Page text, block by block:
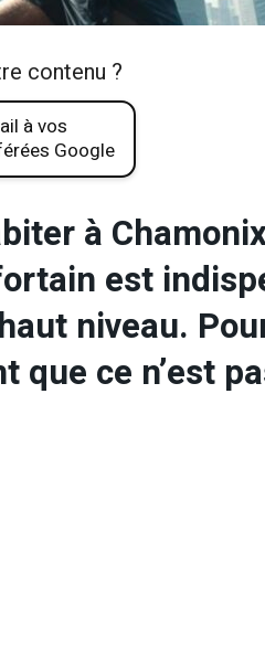
contenu ?
à vos
Google
à
est
niveau.
ce n’est